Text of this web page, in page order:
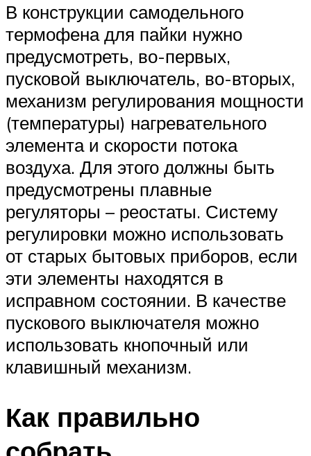
В конструкции самодельного
термофена для пайки нужно
предусмотреть, во-первых,
пусковой выключатель, во-вторых,
механизм регулирования мощности
(температуры) нагревательного
элемента и скорости потока
воздуха. Для этого должны быть
предусмотрены плавные
регуляторы – реостаты. Систему
регулировки можно использовать
от старых бытовых приборов, если
эти элементы находятся в
исправном состоянии. В качестве
пускового выключателя можно
использовать кнопочный или
клавишный механизм.
Как правильно